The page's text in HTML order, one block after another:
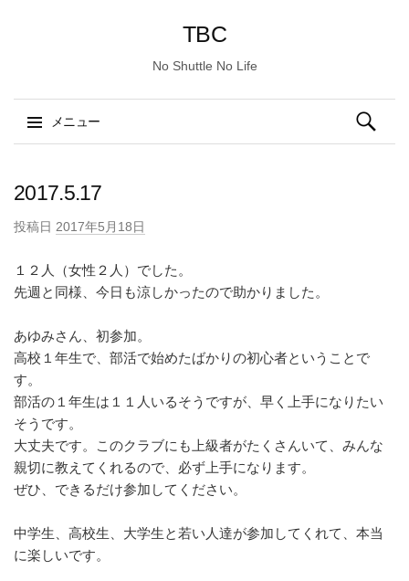
TBC
No Shuttle No Life
メニュー
ン
ン
へ
ス
ッ
プ
検
索:
2017.5.17
投稿日 2017年5月18日
１２人（女性２人）でした。
先週と同様、今日も涼しかったので助かりました。
あゆみさん、初参加。
高校１年生で、部活で始めたばかりの初心者ということで
す。
部活の１年生は１１人いるそうですが、早く上手になりたい
そうです。
大丈夫です。このクラブにも上級者がたくさんいて、みんな
親切に教えてくれるので、必ず上手になります。
ぜひ、できるだけ参加してください。
中学生、高校生、大学生と若い人達が参加してくれて、本当
に楽しいです。